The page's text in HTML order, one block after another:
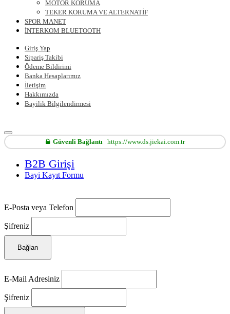
MOTOR KORUMA
TEKER KORUMA VE ALTERNATİF
SPOR MANET
İNTERKOM BLUETOOTH
Giriş Yap
Sipariş Takibi
Ödeme Bildirimi
Banka Hesaplarımız
İletişim
Hakkımızda
Bayilik Bilgilendirmesi
Güvenli Bağlantıhttps://www.ds.jiekai.com.tr
B2B Girişi
Bayi Kayıt Formu
E-Posta veya Telefon
Şifreniz
Bağlan
E-Mail Adresiniz
Şifreniz